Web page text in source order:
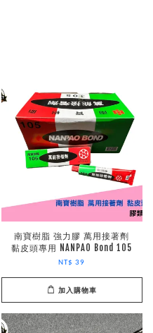
南寶樹脂 強力膠 萬用接著劑
黏皮頭專用 NANPAO Bond 105
NT$ 39
加入購物車